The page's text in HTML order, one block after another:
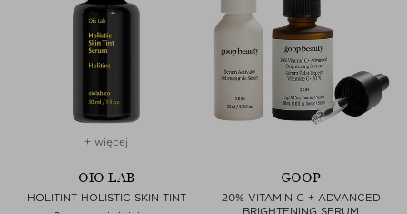
+ więcej
OIO LAB
HOLITINT HOLISTIC SKIN TINT
GOOP
20% VITAMIN C + ADVANCED
BRIGHTENING SERUM